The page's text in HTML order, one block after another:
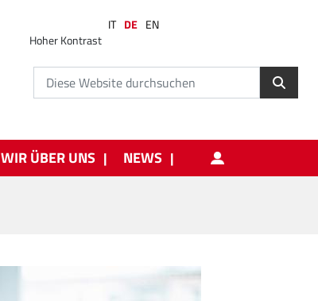
Hoher Kontrast
IT DE EN
WIR ÜBER UNS NEWS